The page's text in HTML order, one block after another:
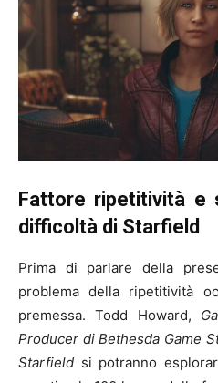
Fattore ripetitività e
difficoltà di Starfield
Prima di parlare della
problema della ripetitività
premessa. Todd Howard,
Producer di Bethesda Game
Starfield si potranno